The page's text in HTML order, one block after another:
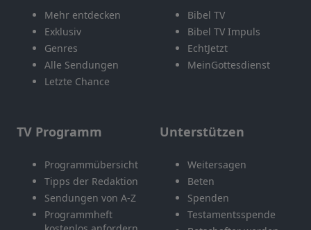
Mehr entdecken
Exklusiv
Genres
Alle Sendungen
Letzte Chance
Bibel TV
Bibel TV Impuls
EchtJetzt
MeinGottesdienst
TV Programm
Programmübersicht
Tipps der Redaktion
Sendungen von A-Z
Programmheft
Unterstützen
Weitersagen
Beten
Spenden
Testamentsspende